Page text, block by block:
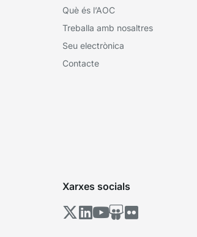
Què és l’AOC
Treballa amb nosaltres
Seu electrònica
Contacte
Xarxes socials